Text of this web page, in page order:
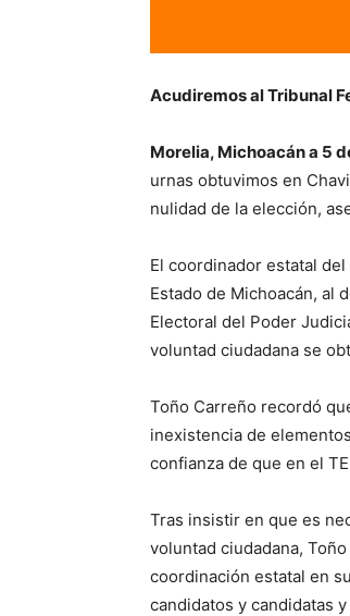
Acudiremos al Tribunal
Morelia, Michoacán a 5
urnas obtuvimos en
nulidad de la elección,
El coordinador estatal
Estado de Michoacán, al
Electoral del Poder
voluntad ciudadana se
Toño Carreño recordó
inexistencia de
confianza de que en el
Tras insistir en que es
voluntad ciudadana,
coordinación estatal en
candidatos y candidatas